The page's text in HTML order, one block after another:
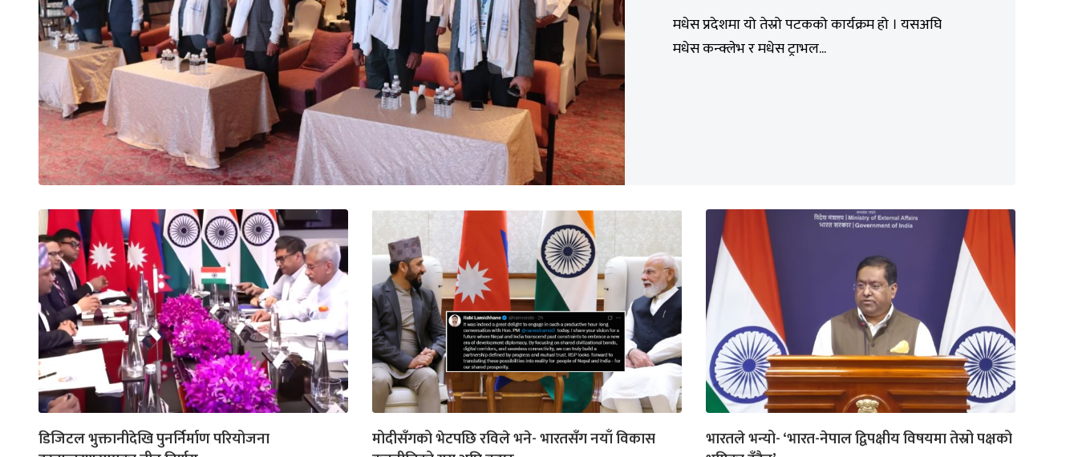
मधेस प्रदेशमा यो तेस्रो पटकको कार्यक्रम हो । यसअघि
मधेस कन्क्लेभ र मधेस ट्राभल...
डिजिटल भुक्तानीदेखि पुनर्निर्माण परियोजना
मोदीसँगको भेटपछि रविले भने- भारतसँग नयाँ विकास
भारतले भन्यो- ‘भारत-नेपाल द्विपक्षीय विषयमा तेस्रो पक्षको